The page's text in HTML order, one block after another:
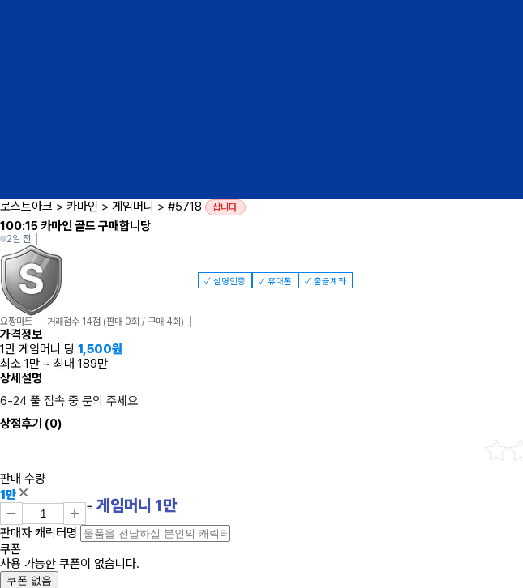
로스트아크 > 카마인 > 게임머니 > #5718 삽니다
100:15 카마인 골드 구매합니당
2일 전
요짱마트 거래점수 14점 (판매 0회 / 구매 4회)
✓ 실명인증 ✓ 휴대폰 ✓ 출금계좌
가격정보
1만 게임머니 당 1,500원
최소 1만 ~ 최대 189만
상세설명
6-24 풀 접속 중 문의 주세요
상점후기 (0)
판매 수량
1만
= 게임머니 1만
판매자 캐릭터명
쿠폰
사용 가능한 쿠폰이 없습니다.
쿠폰 없음